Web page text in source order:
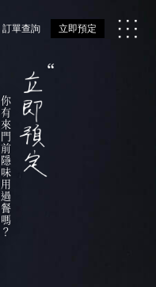
訂單查詢 立即預定
你有來門前隱味用過餐嗎？